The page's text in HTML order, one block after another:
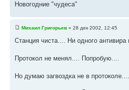
Новогодние "чудеса"
Михаил Григорьев » 28 дек 2002, 12:45
Станция чиста.... Ни одного антивира
Протокол не менял.... Попробую....
Но думаю загвоздка не в протоколе....